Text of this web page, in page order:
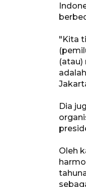
"Kita
(atau)
Dia
Oleh